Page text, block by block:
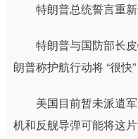
特朗普总统誓言重新
特朗普与国防部长皮
朗普称护航行动将 “很快
美国目前暂未派遣军
机和反舰导弹可能将这片